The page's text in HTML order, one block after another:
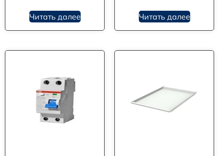
Читать далее Читать далее